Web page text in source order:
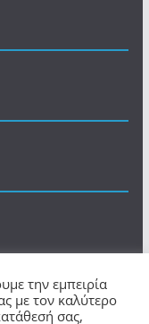
. Τα
την εμπειρία
με τον καλύτερο
σας,